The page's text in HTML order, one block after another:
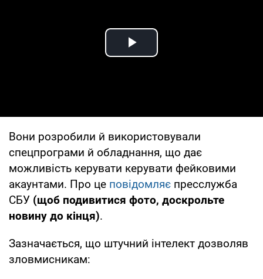
Play Video
Вони розробили й використовували
спецпрограми й обладнання, що дає
можливість керувати керувати фейковими
акаунтами. Про це повідомляє пресслужба
СБУ (щоб подивитися фото, доскрольте
новину до кінця).
Зазначається, що штучний інтелект дозволяв
зловмисникам: